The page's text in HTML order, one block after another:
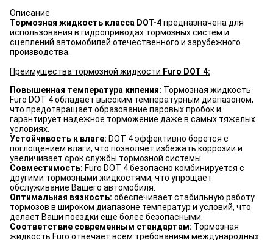
Описание
Тормозная жидкость класса DOT-4предназначена для
использования в гидроприводах тормозных систем и
сцеплений автомобилей отечественного и зарубежного
производства.
Преимущества тормозной жидкости Furo DOT 4:
Повышенная температура кипения: Тормозная жидкость
Furo DOT 4 обладает высоким температурным диапазоном,
что предотвращает образование паровых пробок и
гарантирует надежное торможение даже в самых тяжелых
условиях.
Устойчивость к влаге: DOT 4 эффективно борется с
поглощением влаги, что позволяет избежать коррозии и
увеличивает срок службы тормозной системы.
Совместимость: Furo DOT 4 безопасно комбинируется с
другими тормозными жидкостями, что упрощает
обслуживание Вашего автомобиля.
Оптимальная вязкость: обеспечивает стабильную работу
тормозов в широком диапазоне температур и условий, что
делает Ваши поездки еще более безопасными.
Соответствие современным стандартам: Тормозная
жидкость Furo отвечает всем требованиям международных